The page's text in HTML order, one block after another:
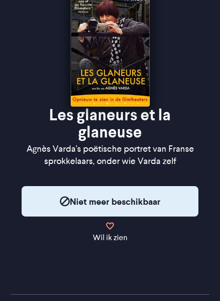
Les glaneurs et la
glaneuse
Agnès Varda’s poëtische portret van Franse
sprokkelaars, onder wie Varda zelf
Niet meer beschikbaar
Wil ik zien